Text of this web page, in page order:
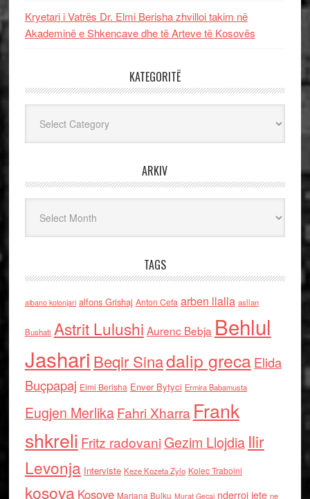
Kryetari i Vatrës Dr. Elmi Berisha zhvilloi takim në
Akademinë e Shkencave dhe të Arteve të Kosovës
KATEGORITË
ARKIV
TAGS
albano kolonjari alfons Grishaj Anton Cefa arben llalla asllan
Bushati Astrit Lulushi Aurenc Bebja Behlul
Jashari Beqir Sinadalip grecaElida
Buçpapaj Elmi Berisha Enver Bytyci Ermira Babamusta
Eugjen MerlikaFahri Xharra Frank
shkreli Fritz radovaniGezim Llojdia Ilir
Levonja Interviste Keze Kozeta Zylo Kolec Traboini
kosova Kosove Marjana Bulku Murat Gecaj nderroi jete ne